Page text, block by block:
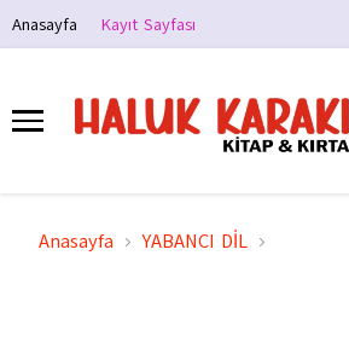
Anasayfa Kayıt Sayfası
Anasayfa YABANCI DİL